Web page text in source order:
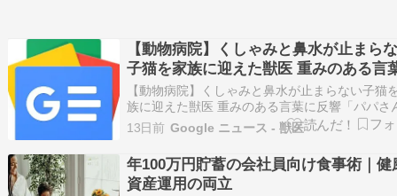
【動物病院】くしゃみと鼻水が止まら
子猫を家族に迎えた獣医 重みのある言
反響「パパさんが獣医さんなんて羨ま
い〜」 ペットの年間にかかる医療費は
ら？犬と猫で大きな差。ペットのため
しとお金の経済メディア - LIMO | くら
お金の経済メディア
【動物病院】くしゃみと鼻水が止まらない子猫
族に迎えた獣医 重みのある言葉に反響「パパさ
獣医さんなんて羨ましい〜」 ペットの年間にか
医療費はいくら？犬と猫で大きな差。ペットの
の貯蓄や保険で万が一への備えを | LIMO | くら
お金の経済メディア LIMO | …
13日前 Google ニュース - 獣医
年100万円貯蓄の会社員向け食事術｜健
資産運用の両立